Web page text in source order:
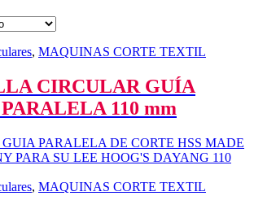
, MAQUINAS CORTE TEXTIL
CIRCULAR GUÍA
110 mm
, MAQUINAS CORTE TEXTIL